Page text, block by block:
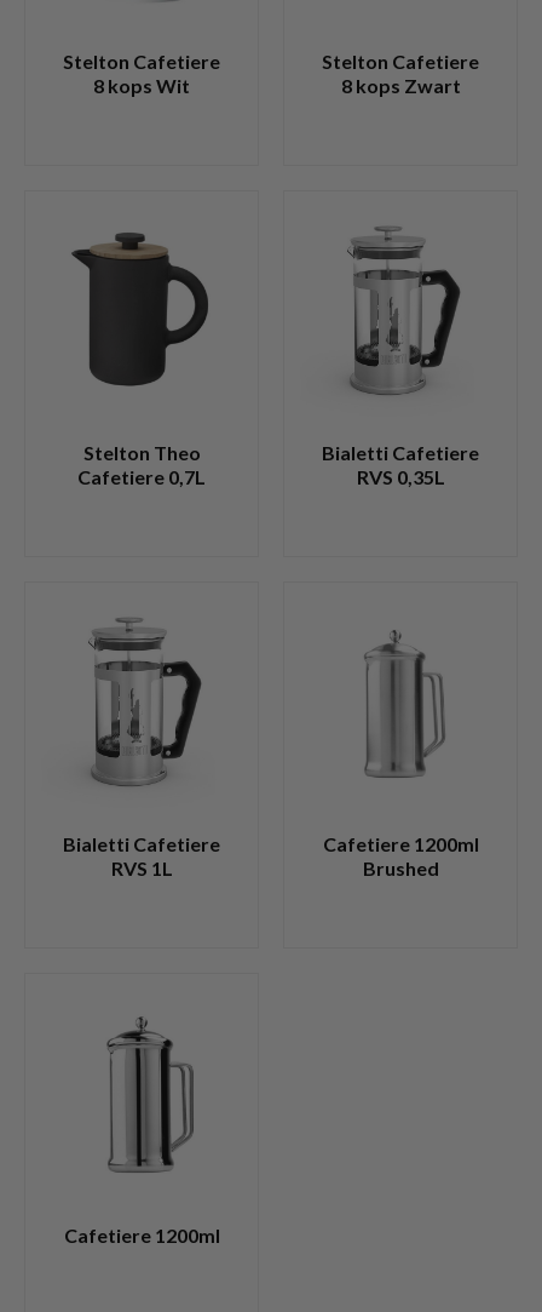
Stelton Cafetiere
8 kops Wit
Stelton Cafetiere
8 kops Zwart
Stelton Theo
Cafetiere 0,7L
Bialetti Cafetiere
RVS 0,35L
Bialetti Cafetiere
RVS 1L
Cafetiere 1200ml
Brushed
Cafetiere 1200ml